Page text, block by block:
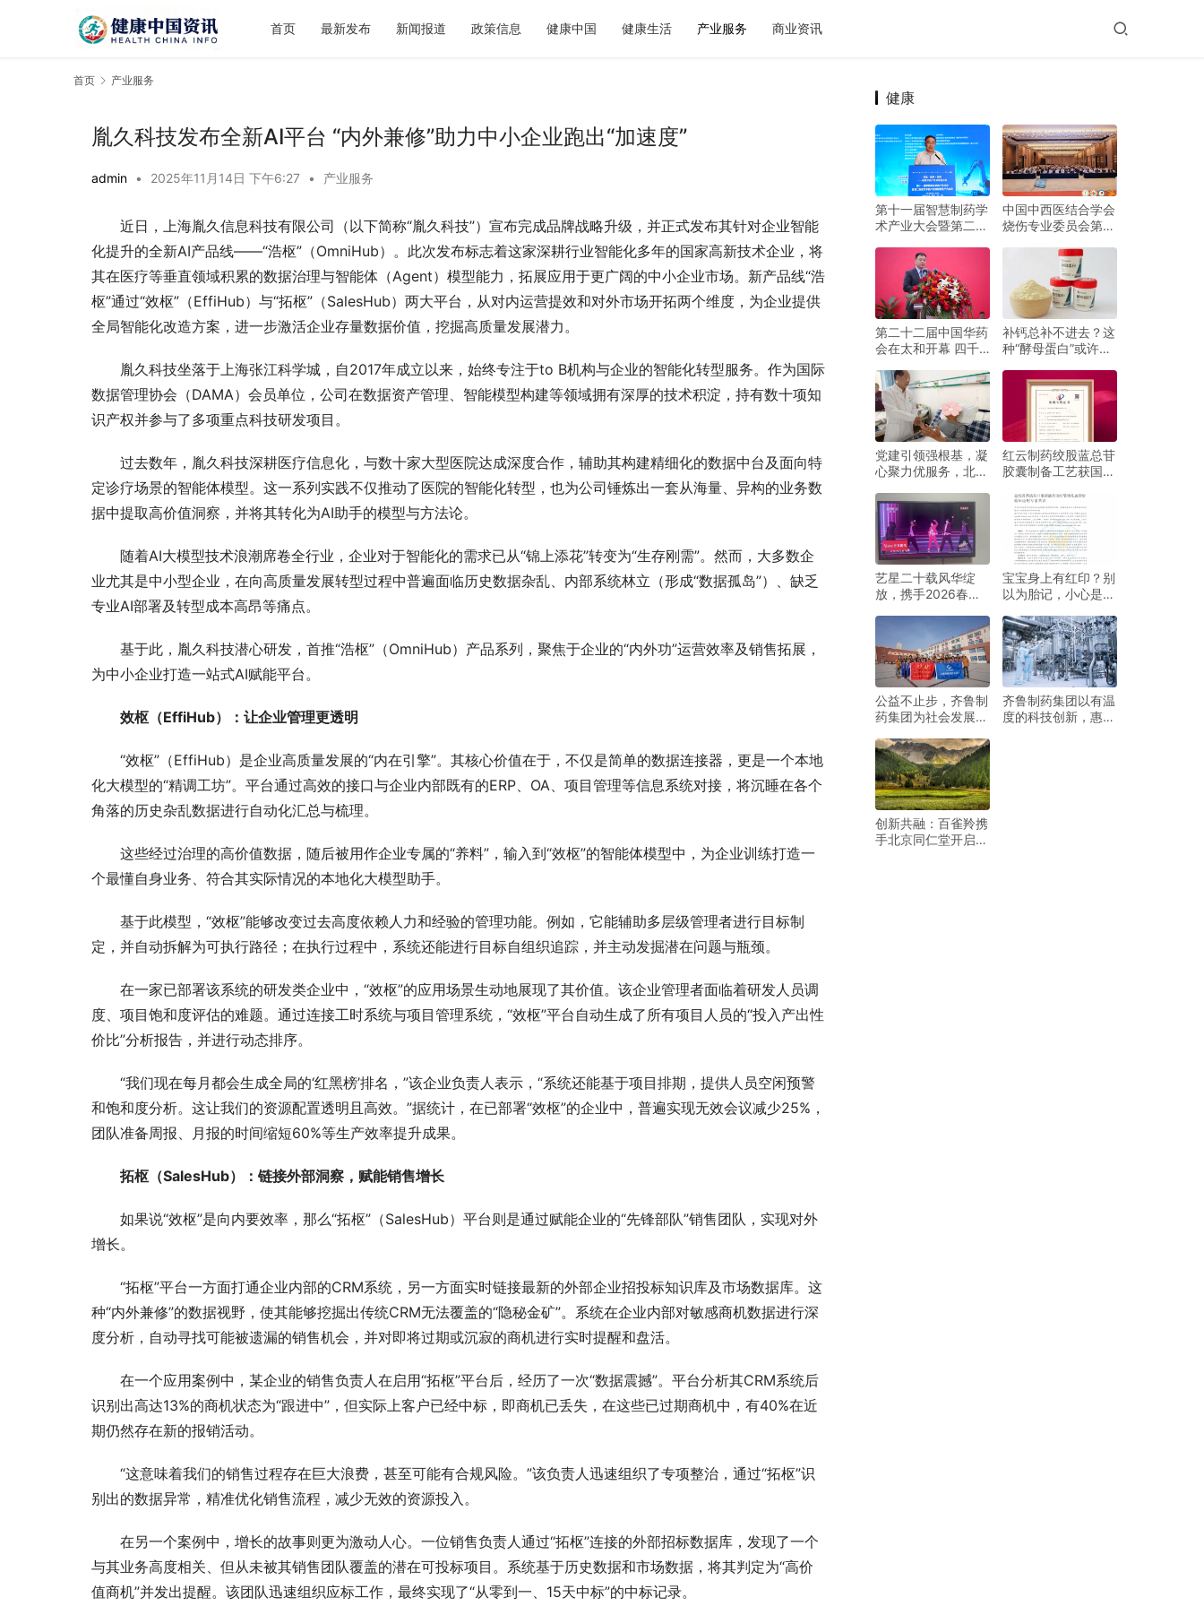
首页 最新发布 新闻报道 政策信息 健康中国 健康生活 产业服务 商业资讯
首页 产业服务
胤久科技发布全新AI平台 “内外兼修”助力中小企业跑出“加速度”
admin • 2025年11月14日 下午6:27 • 产业服务
近日，上海胤久信息科技有限公司（以下简称“胤久科技”）宣布完成品牌战略升级，并正式发布其针对企业智能
化提升的全新AI产品线——“浩枢”（OmniHub）。此次发布标志着这家深耕行业智能化多年的国家高新技术企业，将
其在医疗等垂直领域积累的数据治理与智能体（Agent）模型能力，拓展应用于更广阔的中小企业市场。新产品线“浩
枢”通过“效枢”（EffiHub）与“拓枢”（SalesHub）两大平台，从对内运营提效和对外市场开拓两个维度，为企业提供
全局智能化改造方案，进一步激活企业存量数据价值，挖掘高质量发展潜力。
胤久科技坐落于上海张江科学城，自2017年成立以来，始终专注于to B机构与企业的智能化转型服务。作为国际
数据管理协会（DAMA）会员单位，公司在数据资产管理、智能模型构建等领域拥有深厚的技术积淀，持有数十项知
识产权并参与了多项重点科技研发项目。
过去数年，胤久科技深耕医疗信息化，与数十家大型医院达成深度合作，辅助其构建精细化的数据中台及面向特
定诊疗场景的智能体模型。这一系列实践不仅推动了医院的智能化转型，也为公司锤炼出一套从海量、异构的业务数
据中提取高价值洞察，并将其转化为AI助手的模型与方法论。
随着AI大模型技术浪潮席卷全行业，企业对于智能化的需求已从“锦上添花”转变为“生存刚需”。然而，大多数企
业尤其是中小型企业，在向高质量发展转型过程中普遍面临历史数据杂乱、内部系统林立（形成“数据孤岛”）、缺乏
专业AI部署及转型成本高昂等痛点。
基于此，胤久科技潜心研发，首推“浩枢”（OmniHub）产品系列，聚焦于企业的“内外功”运营效率及销售拓展，
为中小企业打造一站式AI赋能平台。
效枢（EffiHub）： 让企业管理更透明
“效枢”（EffiHub）是企业高质量发展的“内在引擎”。其核心价值在于，不仅是简单的数据连接器，更是一个本地
化大模型的“精调工坊”。平台通过高效的接口与企业内部既有的ERP、OA、项目管理等信息系统对接，将沉睡在各个
角落的历史杂乱数据进行自动化汇总与梳理。
这些经过治理的高价值数据，随后被用作企业专属的“养料”，输入到“效枢”的智能体模型中，为企业训练打造一
个最懂自身业务、符合其实际情况的本地化大模型助手。
基于此模型，“效枢”能够改变过去高度依赖人力和经验的管理功能。例如，它能辅助多层级管理者进行目标制
定，并自动拆解为可执行路径；在执行过程中，系统还能进行目标自组织追踪，并主动发掘潜在问题与瓶颈。
在一家已部署该系统的研发类企业中，“效枢”的应用场景生动地展现了其价值。该企业管理者面临着研发人员调
度、项目饱和度评估的难题。通过连接工时系统与项目管理系统，“效枢”平台自动生成了所有项目人员的“投入产出性
价比”分析报告，并进行动态排序。
“我们现在每月都会生成全局的‘红黑榜’排名，”该企业负责人表示，“系统还能基于项目排期，提供人员空闲预警
和饱和度分析。这让我们的资源配置透明且高效。”据统计，在已部署“效枢”的企业中，普遍实现无效会议减少25%，
团队准备周报、月报的时间缩短60%等生产效率提升成果。
拓枢（SalesHub）：链接外部洞察，赋能销售增长
如果说“效枢”是向内要效率，那么“拓枢”（SalesHub）平台则是通过赋能企业的“先锋部队”销售团队，实现对外
增长。
“拓枢”平台一方面打通企业内部的CRM系统，另一方面实时链接最新的外部企业招投标知识库及市场数据库。这
种“内外兼修”的数据视野，使其能够挖掘出传统CRM无法覆盖的“隐秘金矿”。系统在企业内部对敏感商机数据进行深
度分析，自动寻找可能被遗漏的销售机会，并对即将过期或沉寂的商机进行实时提醒和盘活。
在一个应用案例中，某企业的销售负责人在启用“拓枢”平台后，经历了一次“数据震撼”。平台分析其CRM系统后
识别出高达13%的商机状态为“跟进中”，但实际上客户已经中标，即商机已丢失，在这些已过期商机中，有40%在近
期仍然存在新的报销活动。
“这意味着我们的销售过程存在巨大浪费，甚至可能有合规风险。”该负责人迅速组织了专项整治，通过“拓枢”识
别出的数据异常，精准优化销售流程，减少无效的资源投入。
在另一个案例中，增长的故事则更为激动人心。一位销售负责人通过“拓枢”连接的外部招标数据库，发现了一个
与其业务高度相关、但从未被其销售团队覆盖的潜在可投标项目。系统基于历史数据和市场数据，将其判定为“高价
值商机”并发出提醒。该团队迅速组织应标工作，最终实现了“从零到一、15天中标”的中标记录。
健康
第十一届智慧制药学
术产业大会暨第二届
生产力大会在京召开
中国中西医结合学会
烧伤专业委员会第二
第二十二届中国华药
会在太和开幕 四千
放心药”平台
补钙总补不进去？这
种“酵母蛋白”或许能
党建引领强根基，凝
心聚力优服务，北京
院病房党小组以实干
践初心
红云制药绞股蓝总苷
胶囊制备工艺获国家
艺星二十载风华绽
放，携手2026春晚
宝宝身上有红印？别
以为胎记，小心是血
公益不止步，齐鲁制
药集团为社会发展添
齐鲁制药集团以有温
度的科技创新，惠及
创新共融：百雀羚携
手北京同仁堂开启辉